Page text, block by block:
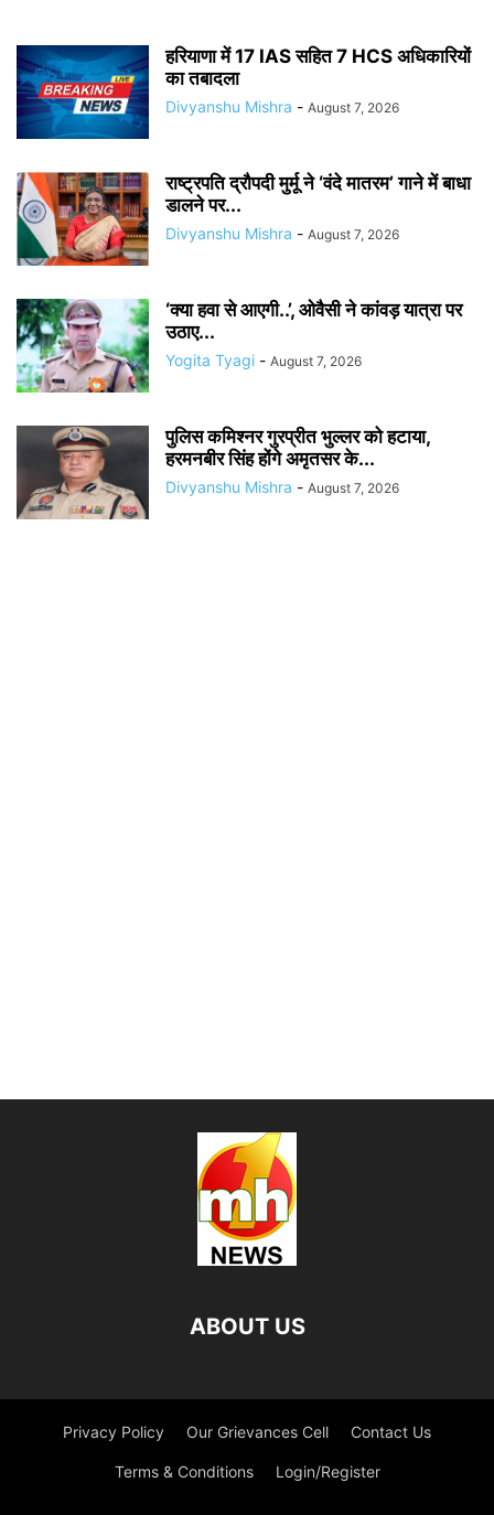
हरियाणा में 17 IAS सहित 7 HCS अधिकारियों
का तबादला
Divyanshu Mishra - August 7, 2026
राष्ट्रपति द्रौपदी मुर्मू ने ‘वंदे मातरम’ गाने में बाधा
डालने पर...
Divyanshu Mishra - August 7, 2026
‘क्या हवा से आएगी..’, ओवैसी ने कांवड़ यात्रा पर
उठाए...
Yogita Tyagi - August 7, 2026
पुलिस कमिश्नर गुरप्रीत भुल्लर को हटाया,
हरमनबीर सिंह होंगे अमृतसर के...
Divyanshu Mishra - August 7, 2026
ABOUT US
Privacy Policy Our Grievances Cell Contact Us
Terms & Conditions Login/Register